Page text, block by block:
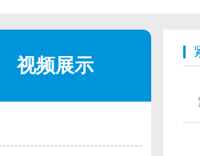
视频展示